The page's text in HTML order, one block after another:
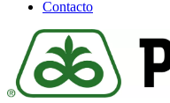
Contacto